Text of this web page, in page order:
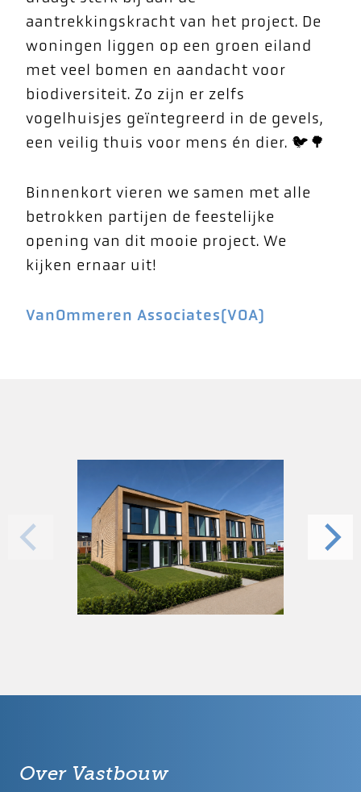
aantrekkingskracht van het project. De
woningen liggen op een groen eiland
met veel bomen en aandacht voor
biodiversiteit. Zo zijn er zelfs
vogelhuisjes geïntegreerd in de gevels,
een veilig thuis voor mens én dier. 🐦🌳
Binnenkort vieren we samen met alle
betrokken partijen de feestelijke
opening van dit mooie project. We
kijken ernaar uit!
VanOmmeren Associates(VOA)
Over Vastbouw